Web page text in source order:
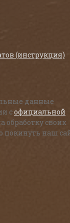
(инструкция)
данные
софициальной
обработку своих
наш